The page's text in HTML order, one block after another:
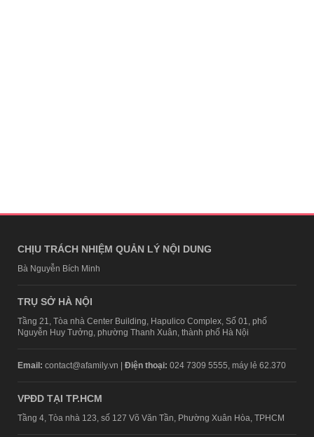
CHỊU TRÁCH NHIỆM QUẢN LÝ NỘI DUNG
Bà Nguyễn Bích Minh
TRỤ SỞ HÀ NỘI
Tầng 21, Tòa nhà Center Building, Hapulico Complex, Số 01, phố
Nguyễn Huy Tưởng, phường Thanh Xuân, thành phố Hà Nội
Email: contact@afamily.vn | Điện thoại: 024 7309 5555, máy lẻ 62.370
VPĐD TẠI TP.HCM
Tầng 4, Tòa nhà 123, số 127 Võ Văn Tần, Phường Xuân Hòa, TPHCM